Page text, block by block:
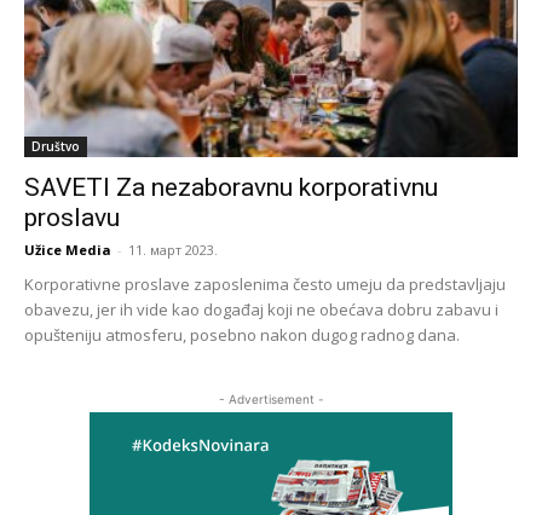
Društvo
SAVETI Za nezaboravnu korporativnu
proslavu
Užice Media - 11. март 2023.
Korporativne proslave zaposlenima često umeju da predstavljaju
obavezu, jer ih vide kao događaj koji ne obećava dobru zabavu i
opušteniju atmosferu, posebno nakon dugog radnog dana.
- Advertisement -